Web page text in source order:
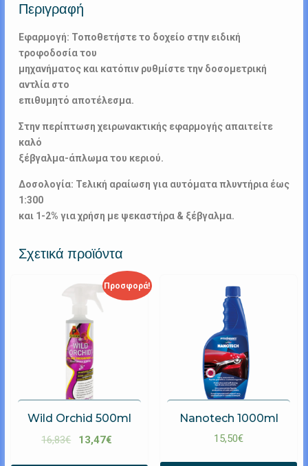
Περιγραφή
Εφαρμογή: Τοποθετήστε το δοχείο στην ειδική
τροφοδοσία του
μηχανήματος και κατόπιν ρυθμίστε την δοσομετρική
αντλία στο
επιθυμητό αποτέλεσμα.
Στην περίπτωση χειρωνακτικής εφαρμογής απαιτείτε
καλό
ξέβγαλμα-άπλωμα του κεριού.
Δοσολογία: Τελική αραίωση για αυτόματα πλυντήρια έως
1:300
και 1-2% για χρήση με ψεκαστήρα & ξέβγαλμα.
Σχετικά προϊόντα
Προσφορά!
Wild Orchid 500ml
16,83€ 13,47€
Nanotech 1000ml
15,50€